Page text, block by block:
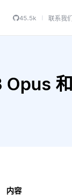
45.5k 联系我
内容